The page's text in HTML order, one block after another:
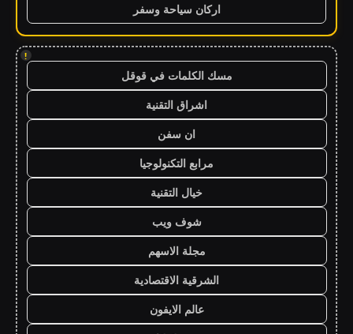
اركان سياحة وسفر
!
مسك الكلمات في قوقل
اشراق التقنية
ان سفن
مرابع التكنولوجيا
خيال التقنية
شوف ويب
مجلة الاسهم
الشرقية الاقتصادية
عالم الايفون